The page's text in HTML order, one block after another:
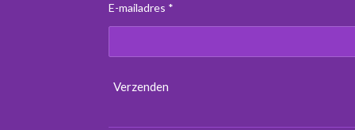
E-mailadres *
Verzenden